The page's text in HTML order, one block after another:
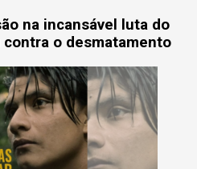
na incansável luta do
contra o desmatamento